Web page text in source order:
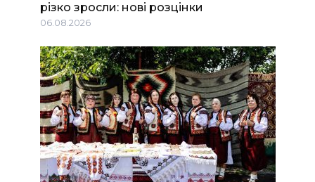
різко зросли: нові розцінки
06.08.2026